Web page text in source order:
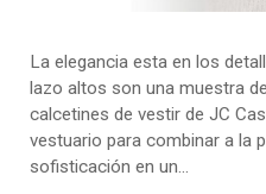
La elegancia esta en los
lazo altos son una muestra
calcetines de vestir de JC
vestuario para combinar a la
sofisticación en un…